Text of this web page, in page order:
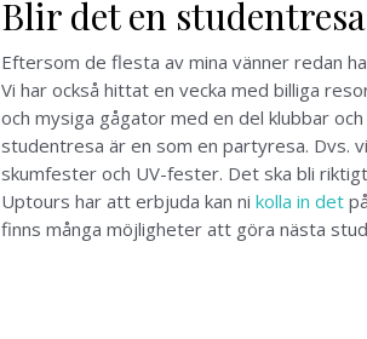
Blir det en
Eftersom de flesta av mina vänner redan
Vi har också hittat en vecka med billiga
och mysiga gågator med en del klubbar
studentresa är en som en partyresa. Dvs.
skumfester och UV-fester. Det ska bli
Uptours har att erbjuda kan ni kolla in det
finns många möjligheter att göra nästa